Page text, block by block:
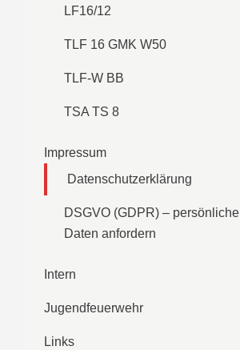
LF16/12
TLF 16 GMK W50
TLF-W BB
TSA TS 8
Impressum
Datenschutzerklärung
DSGVO (GDPR) – persönliche
Daten anfordern
Intern
Jugendfeuerwehr
Links